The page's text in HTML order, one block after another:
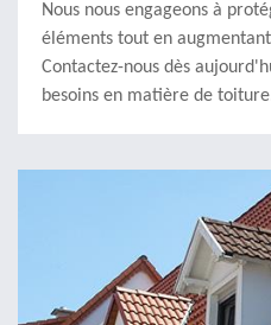
Nous nous engageons à
éléments tout en
Contactez-nous dès
besoins en matière de